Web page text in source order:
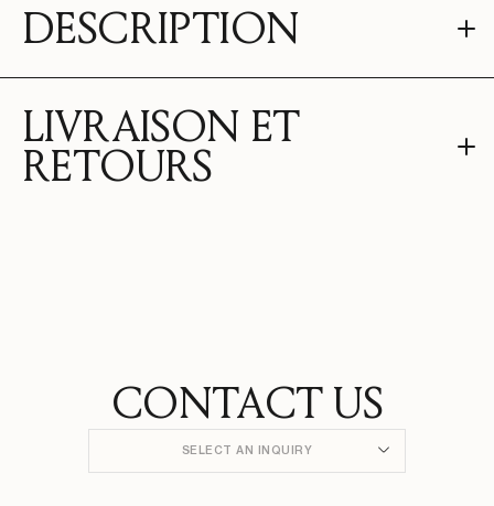
DESCRIPTION
LIVRAISON ET
RETOURS
CONTACT US
SELECT AN INQUIRY